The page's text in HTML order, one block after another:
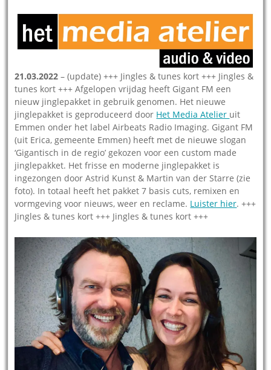
21.03.2022 – (update) +++ Jingles & tunes kort +++ Jingles &
tunes kort +++ Afgelopen vrijdag heeft Gigant FM een
nieuw jinglepakket in gebruik genomen. Het nieuwe
jinglepakket is geproduceerd door Het Media Atelier uit
Emmen onder het label Airbeats Radio Imaging. Gigant FM
(uit Erica, gemeente Emmen) heeft met de nieuwe slogan
‘Gigantisch in de regio’ gekozen voor een custom made
jinglepakket. Het frisse en moderne jinglepakket is
ingezongen door Astrid Kunst & Martin van der Starre (zie
foto). In totaal heeft het pakket 7 basis cuts, remixen en
vormgeving voor nieuws, weer en reclame. Luister hier. +++
Jingles & tunes kort +++ Jingles & tunes kort +++